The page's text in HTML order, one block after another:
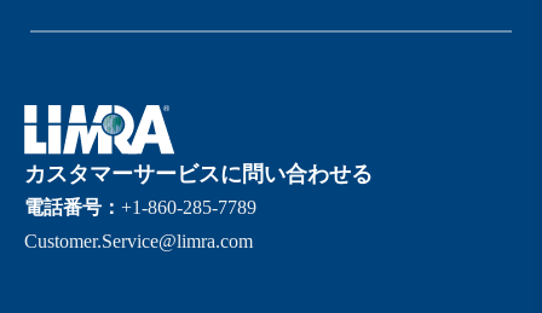
Benchmarks
Experience Studies
InfoCenter
Retirement Income Resources
Publications and Podcasts
ガバナンス
Careers
The InfoCenter
カスタマーサービスに問い合わせる
電話番号： +1-860-285-7789
Customer.Service@limra.com